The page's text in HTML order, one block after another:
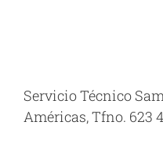
Servicio Técnico
Américas, Tfno. 623